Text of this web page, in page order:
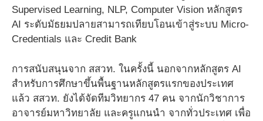
Supervised Learning, NLP, Computer Vision หลักสูตร
AI ระดับมัธยมปลายสามารถเทียบโอนเข้าสู่ระบบ Micro-
Credentials และ Credit Bank
การสนับสนุนจาก สสวท. ในครั้งนี้ นอกจากหลักสูตร AI
สำหรับการศึกษาขึ้นพื้นฐานหลักสูตรแรกของประเทศ
แล้ว สสวท. ยังได้จัดทีมวิทยากร 47 คน จากนักวิชาการ
อาจารย์มหาวิทยาลัย และครูแกนนำ จากทั่วประเทศ เพื่อ